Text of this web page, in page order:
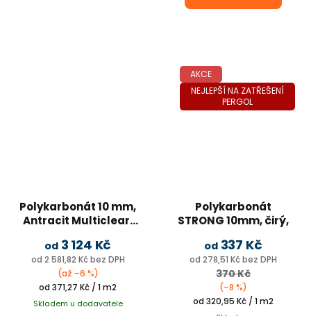
Polykarbonát 10 mm,
Antracit Multiclear,
od 2 581,82 Kč bez DPH
od3 124 Kč
(až –6 %)
Měrná
cena:
od 371,27 Kč / 1 m2
Skladem u dodavatele
AKCE
NEJLEPŠÍ NA ZATŘEŠENÍ
PERGOL
Polykarbonát
STRONG 10mm, čirý,
na terasy, pergoly a
garážová stání
od 278,51 Kč bez DPH
od337 Kč
370 Kč
(–8 %)
Měrná
od 320,95 Kč / 1 m2